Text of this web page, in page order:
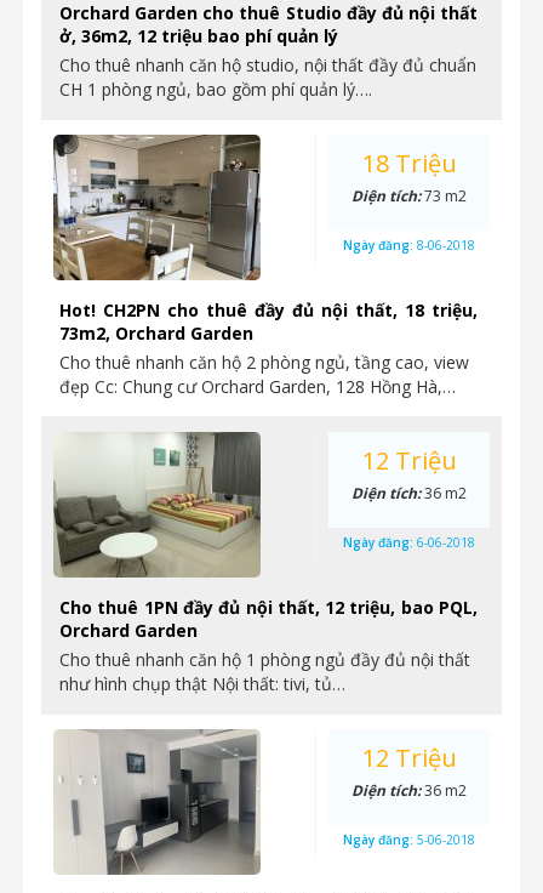
Orchard Garden cho thuê Studio đầy đủ nội thất
ở, 36m2, 12 triệu bao phí quản lý
Cho thuê nhanh căn hộ studio, nội thất đầy đủ chuẩn
CH 1 phòng ngủ, bao gồm phí quản lý….
Hot! CH2PN cho thuê đầy đủ nội thất, 18 triệu,
73m2, Orchard Garden
Cho thuê nhanh căn hộ 2 phòng ngủ, tầng cao, view
đẹp Cc: Chung cư Orchard Garden, 128 Hồng Hà,…
18 Triệu
Diện tích:73 m2
Ngày đăng: 8-06-2018
Cho thuê 1PN đầy đủ nội thất, 12 triệu, bao PQL,
Orchard Garden
Cho thuê nhanh căn hộ 1 phòng ngủ đầy đủ nội thất
như hình chụp thật Nội thất: tivi, tủ…
12 Triệu
Diện tích:36 m2
Ngày đăng: 6-06-2018
12 Triệu
Diện tích:36 m2
Ngày đăng: 5-06-2018